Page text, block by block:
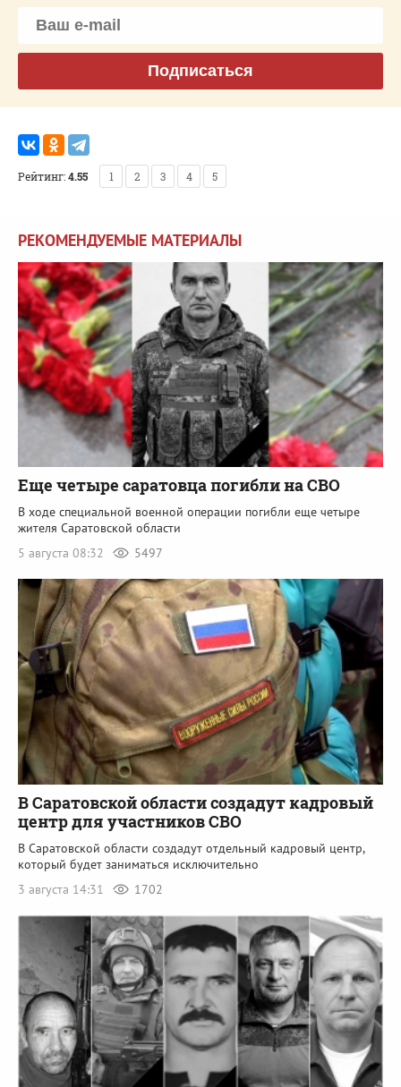
Подписаться
Рейтинг:4.55 1 2 3 4 5
РЕКОМЕНДУЕМЫЕ МАТЕРИАЛЫ
Еще четыре саратовца погибли на СВО
В ходе специальной военной операции погибли еще четыре
жителя Саратовской области
5 августа 08:32
5497
В Саратовской области создадут кадровый
центр для участников СВО
В Саратовской области создадут отдельный кадровый центр,
который будет заниматься исключительно
3 августа 14:31
1702